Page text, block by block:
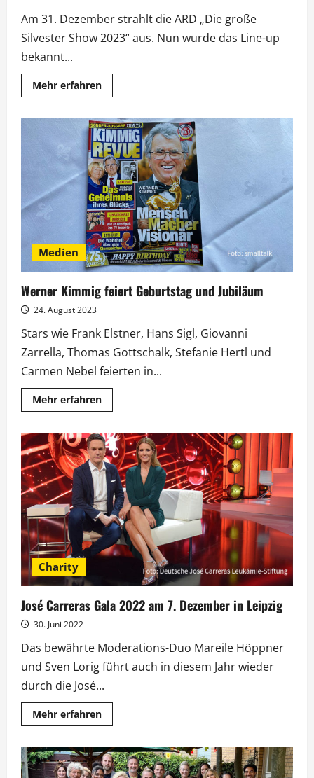
Am 31. Dezember strahlt die ARD „Die große
Silvester Show 2023“ aus. Nun wurde das Line-up
bekannt...
Mehr erfahrenMehr
Informationen
große
Silvester
Show“:
Diese
Stars
feiern
den
Jahreswechsel
in
der
ARD
Medien
Werner Kimmig feiert Geburtstag und Jubiläum
24. August 2023
Stars wie Frank Elstner, Hans Sigl, Giovanni
Zarrella, Thomas Gottschalk, Stefanie Hertl und
Carmen Nebel feierten in...
Mehr erfahrenMehr
Informationen
Kimmig
feiert
Geburtstag
und
Jubiläum
Charity
José Carreras Gala 2022 am 7. Dezember in Leipzig
30. Juni 2022
Das bewährte Moderations-Duo Mareile Höppner
und Sven Lorig führt auch in diesem Jahr wieder
durch die José...
Mehr erfahrenMehr
Informationen
Carreras
Gala
2022